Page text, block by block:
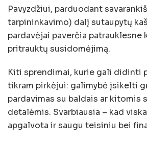
Pavyzdžiui, parduodant
tarpininkavimo) dalį sutaupytų
pardavėjai paverčia patrauklesne
pritrauktų susidomėjimą.
Kiti sprendimai, kurie gali didinti
tikram pirkėjui: galimybė įsikelti
pardavimas su baldais ar kitomis
detalėmis. Svarbiausia – kad
apgalvota ir saugu teisiniu bei